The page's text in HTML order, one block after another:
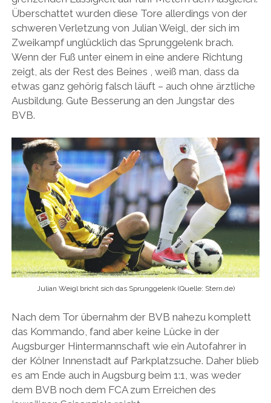
Überschattet wurden diese Tore allerdings von der
schweren Verletzung von Julian Weigl, der sich im
Zweikampf unglücklich das Sprunggelenk brach.
Wenn der Fuß unter einem in eine andere Richtung
zeigt, als der Rest des Beines , weiß man, dass da
etwas ganz gehörig falsch läuft – auch ohne ärztliche
Ausbildung. Gute Besserung an den Jungstar des
BVB.
Julian Weigl bricht sich das Sprunggelenk (Quelle: Stern.de)
Nach dem Tor übernahm der BVB nahezu komplett
das Kommando, fand aber keine Lücke in der
Augsburger Hintermannschaft wie ein Autofahrer in
der Kölner Innenstadt auf Parkplatzsuche. Daher blieb
es am Ende auch in Augsburg beim 1:1, was weder
dem BVB noch dem FCA zum Erreichen des